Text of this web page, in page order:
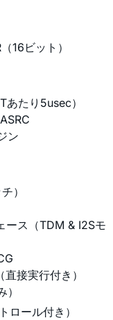
16ビット）
あたり5usec）
ン
）
ース（TDM & I2Sモ
接実行付き）
ロール付き）